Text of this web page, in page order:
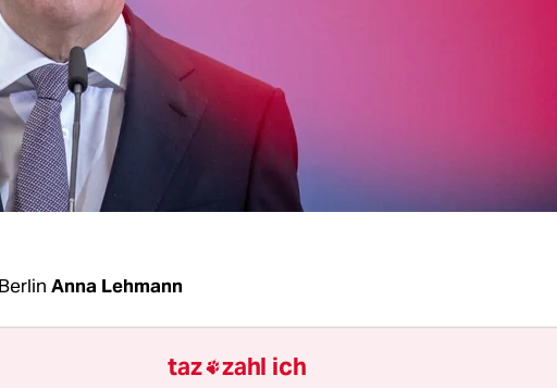
Anna Lehmann
braut sich heftiger Widerstand zusammen gegen die
taz zahl ich